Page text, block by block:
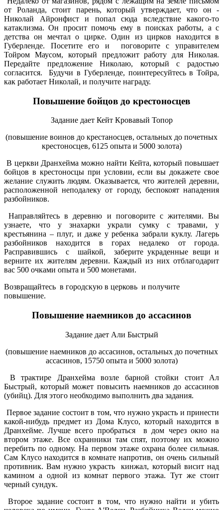
от Роланда, стоит парень, который утверждает, что он -
Николай Айронфист и попал сюда вследствие какого-то
катаклизма. Он просит помочь ему в поисках работы, а с
детства он мечтал о цирке. Один из цирков находится в
Губерленде. Посетите его и поговорите с управителем
Тойром Маусом, который предложит работу для Николая.
Передайте предложение Николаю, который с радостью
согласится. Будучи в Губерленде, поинтересуйтесь в Тойра,
как работает Николай, и получите награду.
Повышение бойцов до крестоносцев
Задание дает Кейт Кровавый Топор
(повышение воинов до крестаносцев, остальных до почетных
крестоносцев, 6125 опыта и 5000 золота)
В церкви Дранхейма можно найти Кейта, который повышает
бойцов в крестоносцы при условии, если вы докажете свое
желание служить людям. Оказывается, что жителей деревни,
расположенной неподалеку от городу, беспокоят нападения
разбойников.
Направляйтесь в деревню и поговорите с жителями. Вы
узнаете, что у знахарки украли сумку с травами, у
крестьянина – плуг, и даже у ребенка забрали куклу. Лагерь
разбойников находится в горах недалеко от города.
Расправившись с шайкой, заберите украденные вещи и
верните их жителям деревни. Каждый из них отблагодарит
вас 500 очками опыта и 500 монетами.
Возвращайтесь в городскую в церковь и получите
повышение.
Повышение наемников до ассасинов
Задание дает Али Быстрый
(повышение наемников до ассасинов, остальных до почетных
ассасинов, 15750 опыта и 5000 золота)
В трактире Дранхейма возле барной стойки стоит Ал
Быстрый, который может повысить наемников до ассасинов
(убийц). Для этого необходимо выполнить два задания.
Первое задание состоит в том, что нужно украсть и принести
какой-нибудь предмет из Дома Клусо, который находится в
Дранхейме. Лучше всего пробраться в дом через окно на
втором этаже. Все охранники там спят, поэтому их можно
перебить по одному. На первом этаже охрана более сильная.
Сам Клусо находится в комнате напротив, он очень сильный
противник. Вам нужно украсть кинжал, который висит над
камином а одной из комнат первого этажа. Тут же стоит
черный сундук.
Второе задание состоит в том, что нужно найти и убить